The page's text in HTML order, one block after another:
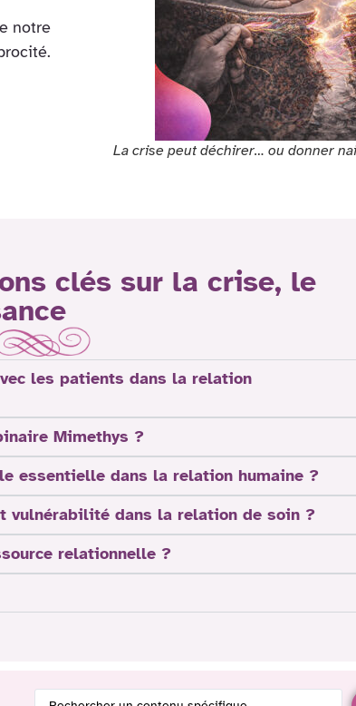
notre
La crise peut déchirer… ou donner
clés sur la crise, le
les patients dans la relation
Mimethys ?
essentielle dans la relation humaine ?
dans la relation de soin ?
relationnelle ?